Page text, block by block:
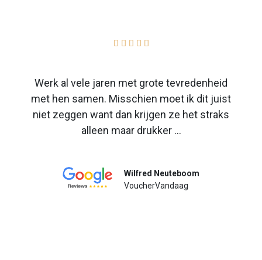
    
Werk al vele jaren met grote tevredenheid
met hen samen. Misschien moet ik dit juist
niet zeggen want dan krijgen ze het straks
alleen maar drukker ...
Wilfred Neuteboom
VoucherVandaag